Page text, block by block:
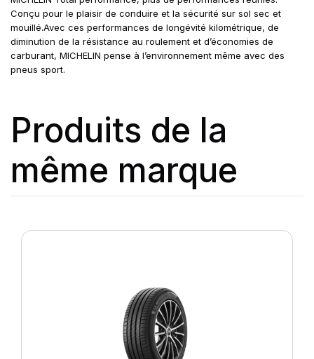
Conçu pour le plaisir de conduire et la sécurité sur sol sec et
mouillé.Avec ces performances de longévité kilométrique, de
diminution de la résistance au roulement et d’économies de
carburant, MICHELIN pense à l’environnement même avec des
pneus sport.
Produits de la
même marque